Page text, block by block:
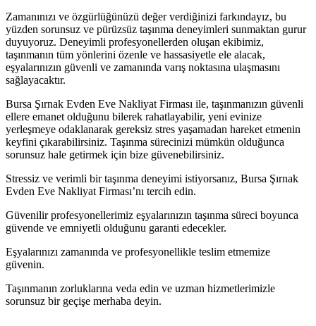
Zamanınızı ve özgürlüğünüzü değer verdiğinizi farkındayız, bu
yüzden sorunsuz ve pürüzsüz taşınma deneyimleri sunmaktan gurur
duyuyoruz. Deneyimli profesyonellerden oluşan ekibimiz,
taşınmanın tüm yönlerini özenle ve hassasiyetle ele alacak,
eşyalarınızın güvenli ve zamanında varış noktasına ulaşmasını
sağlayacaktır.
Bursa Şırnak Evden Eve Nakliyat Firması ile, taşınmanızın güvenli
ellere emanet olduğunu bilerek rahatlayabilir, yeni evinize
yerleşmeye odaklanarak gereksiz stres yaşamadan hareket etmenin
keyfini çıkarabilirsiniz. Taşınma sürecinizi mümkün olduğunca
sorunsuz hale getirmek için bize güvenebilirsiniz.
Stressiz ve verimli bir taşınma deneyimi istiyorsanız, Bursa Şırnak
Evden Eve Nakliyat Firması’nı tercih edin.
Güvenilir profesyonellerimiz eşyalarınızın taşınma süreci boyunca
güvende ve emniyetli olduğunu garanti edecekler.
Eşyalarınızı zamanında ve profesyonellikle teslim etmemize
güvenin.
Taşınmanın zorluklarına veda edin ve uzman hizmetlerimizle
sorunsuz bir geçişe merhaba deyin.